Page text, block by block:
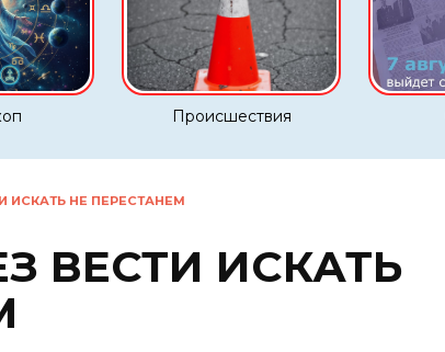
Происшествия
ИСКАТЬ НЕ ПЕРЕСТАНЕМ
ВЕСТИ ИСКАТЬ